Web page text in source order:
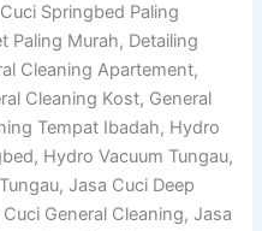
Springbed Paling
Paling Murah, Detailing
Cleaning Apartement,
Cleaning Kost, General
Tempat Ibadah, Hydro
Hydro Vacuum Tungau,
Jasa Cuci Deep
General Cleaning, Jasa